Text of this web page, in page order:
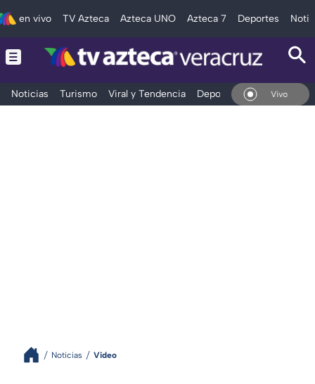
en vivo TV Azteca Azteca UNO Azteca 7 Deportes
Noticias Turismo Viral y Tendencia Deportes Espectáculos
En Vivo
Noticias Video